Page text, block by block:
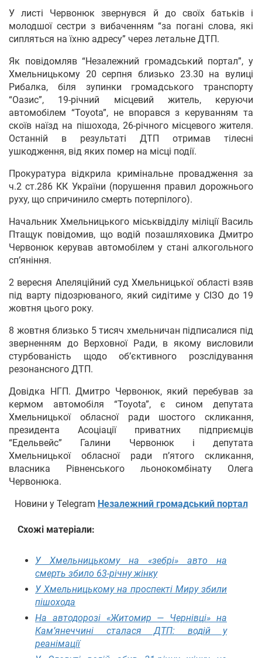
У листі Червонюк звернувся й до своїх батьків і
молодшої сестри з вибаченням “за погані слова, які
сипляться на їхню адресу” через летальне ДТП.
Як повідомляв “Незалежний громадський портал”, у
Хмельницькому 20 серпня близько 23.30 на вулиці
Рибалка, біля зупинки громадського транспорту
“Оазис”, 19-річний місцевий житель, керуючи
автомобілем “Toyota”, не впорався з керуванням та
скоїв наїзд на пішохода, 26-річного місцевого жителя.
Останній в результаті ДТП отримав тілесні
ушкодження, від яких помер на місці події.
Прокуратура відкрила кримінальне провадження за
ч.2 ст.286 КК України (порушення правил дорожнього
руху, що спричинило смерть потерпілого).
Начальник Хмельницького міськвідділу міліції Василь
Птащук повідомив, що водій позашляховика Дмитро
Червонюк керував автомобілем у стані алкогольного
сп’яніння.
2 вересня Апеляційний суд Хмельницької області взяв
під варту підозрюваного, який сидітиме у СІЗО до 19
жовтня цього року.
8 жовтня близько 5 тисяч хмельничан підписалися під
зверненням до Верховної Ради, в якому висловили
стурбованість щодо об’єктивного розслідування
резонансного ДТП.
Довідка НГП. Дмитро Червонюк, який перебував за
кермом автомобіля “Toyota”, є сином депутата
Хмельницької обласної ради шостого скликання,
президента Асоціації приватних підприємців
“Едельвейс” Галини Червонюк і депутата
Хмельницької обласної ради п’ятого скликання,
власника Рівненського льонокомбінату Олега
Червонюка.
Новини у Telegram Незалежний громадський портал
Схожі матеріали:
У Хмельницькому на «зебрі» авто на
смерть збило 63-річну жінку
У Хмельницькому на проспекті Миру збили
пішохода
На автодорозі «Житомир — Чернівці» на
Кам’янеччині сталася ДТП: водій у
реанімації